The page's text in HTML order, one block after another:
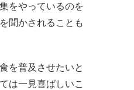
をやっているのを
聞かされることも
を普及させたいと
は一見喜ばしいこ